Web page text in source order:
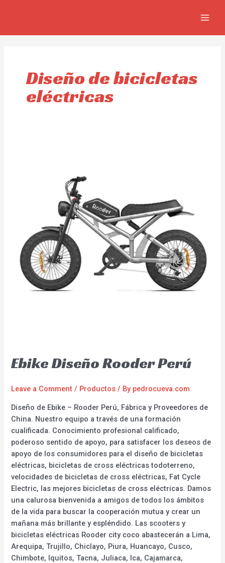
Diseño de bicicletas
eléctricas
Ebike Diseño Rooder Perú
Leave a Comment / Productos / By pedrocueva.com
Diseño de Ebike – Rooder Perú, Fábrica y Proveedores de
China. Nuestro equipo a través de una formación
cualificada. Conocimiento profesional calificado,
poderoso sentido de apoyo, para satisfacer los deseos de
apoyo de los consumidores para el diseño de bicicletas
eléctricas, bicicletas de cross eléctricas todoterreno,
velocidades de bicicletas de cross eléctricas, Fat Cycle
Electric, las mejores bicicletas de cross eléctricas. Damos
una calurosa bienvenida a amigos de todos los ámbitos
de la vida para buscar la cooperación mutua y crear un
mañana más brillante y espléndido. Las scooters y
bicicletas eléctricas Rooder city coco abastecerán a Lima,
Arequipa, Trujillo, Chiclayo, Piura, Huancayo, Cusco,
Chimbote, Iquitos, Tacna, Juliaca, Ica, Cajamarca,